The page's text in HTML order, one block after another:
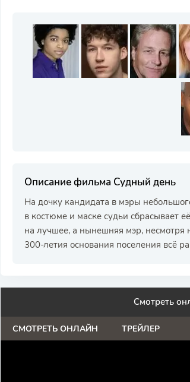
Описание фильма Судный день
На дочку кандидата в мэры
в костюме и маске судьи сбрасывает
на лучшее, а нынешняя мэр, несмотря
300-летия основания поселения всё
Смотреть
СМОТРЕТЬ ОНЛАЙН ТРЕЙЛЕР